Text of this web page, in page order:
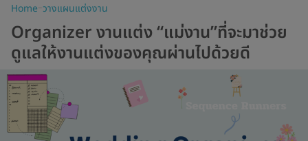
Home–วางแผนแต่งงาน
Organizer งานแต่ง “แม่งาน”ที่จะมาช่วย
ดูแลให้งานแต่งของคุณผ่านไปด้วยดี